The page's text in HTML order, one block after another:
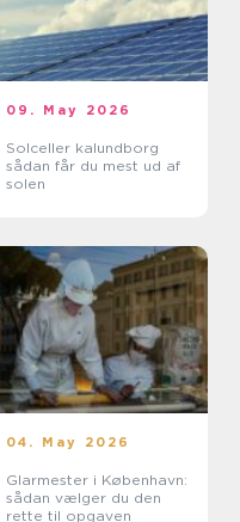
09. May 2026
Solceller kalundborg
sådan får du mest ud af
solen
04. May 2026
Glarmester i København:
sådan vælger du den
rette til opgaven